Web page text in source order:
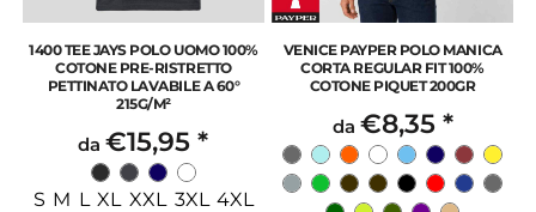
1400 TEE JAYS POLO UOMO 100%
COTONE PRE-RISTRETTO
PETTINATO LAVABILE A 60°
215G/M²
da€15,95*
S M L XL XXL 3XL 4XL
VENICE PAYPER POLO MANICA
CORTA REGULAR FIT 100%
COTONE PIQUET 200GR
da €8,35 *